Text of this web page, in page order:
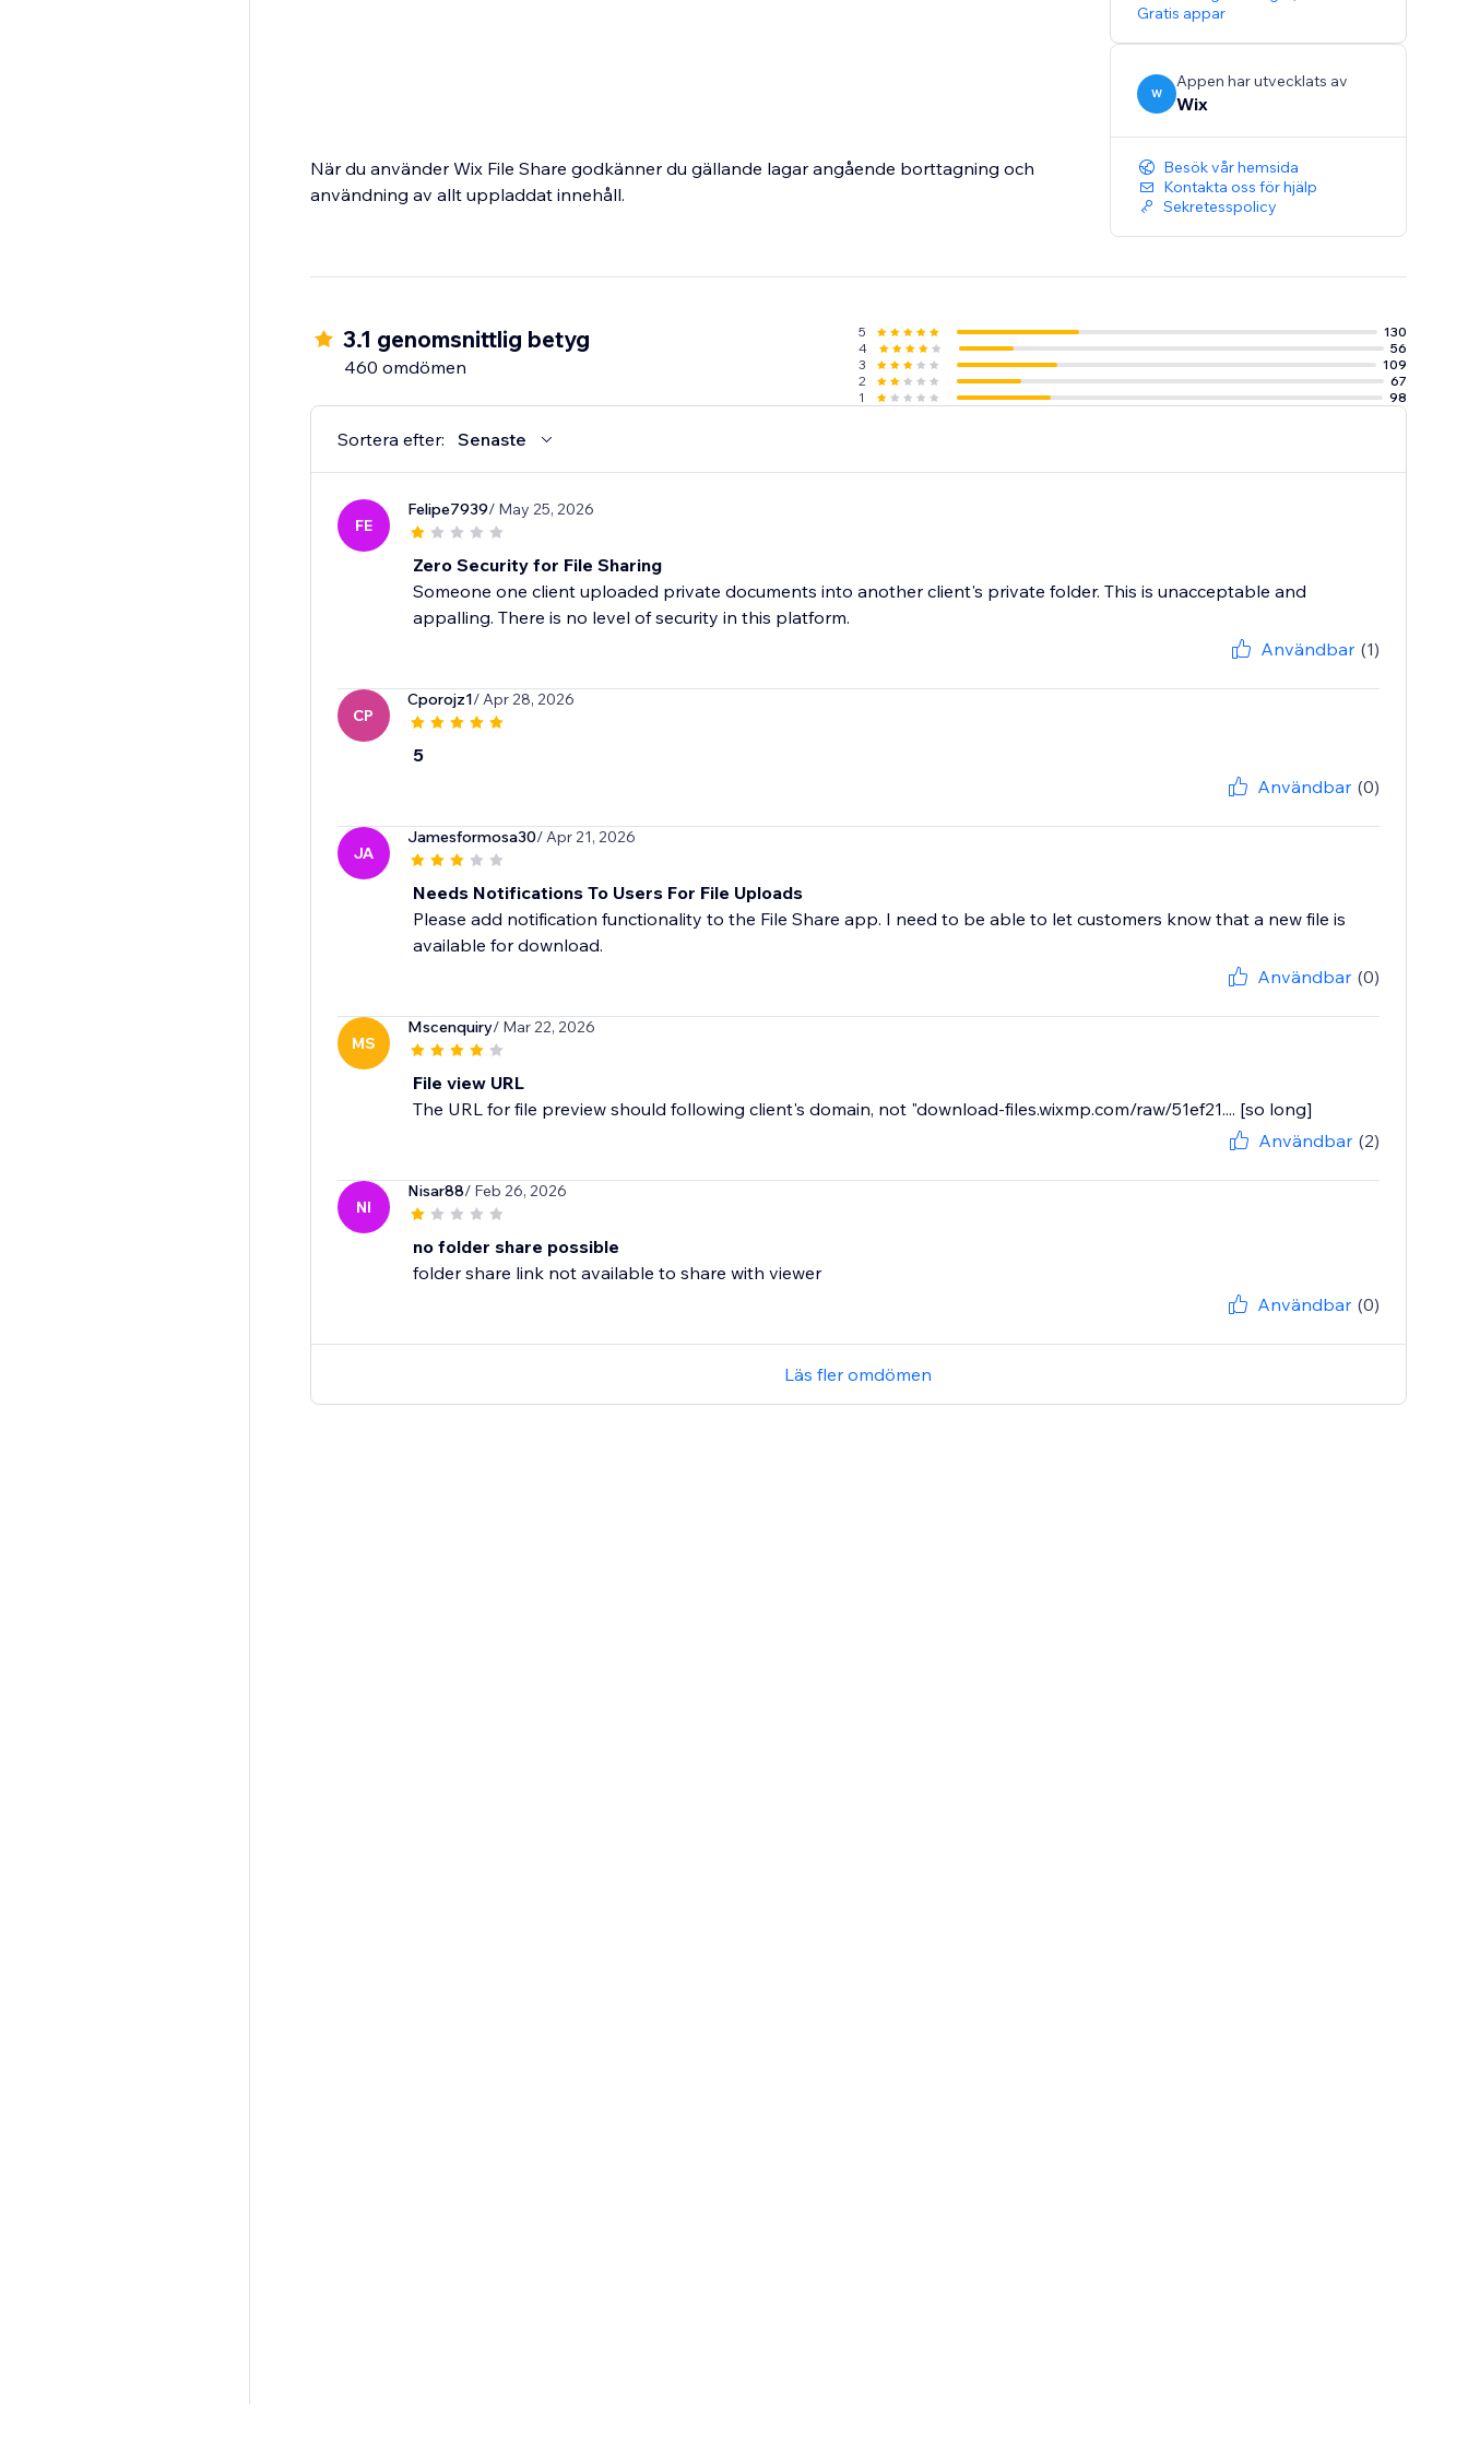
När du använder Wix File Share godkänner du gällande lagar angående borttagning och
användning av allt uppladdat innehåll.
Gratis appar
W
Appen har utvecklats av
Wix
Besök vår hemsida
Kontakta oss för hjälp
Sekretesspolicy
3.1 genomsnittlig betyg
460 omdömen
5
130
4
56
3
109
2
67
1
98
Sortera efter: Senaste
FE
Felipe7939/ May 25, 2026
Zero Security for File Sharing
Someone one client uploaded private documents into another client's private folder. This is unacceptable and
appalling. There is no level of security in this platform.
Användbar (1)
CP
Cporojz1/ Apr 28, 2026
5
Användbar (0)
JA
Jamesformosa30/ Apr 21, 2026
Needs Notifications To Users For File Uploads
Please add notification functionality to the File Share app. I need to be able to let customers know that a new file is
available for download.
Användbar (0)
MS
Mscenquiry/ Mar 22, 2026
File view URL
The URL for file preview should following client's domain, not "download-files.wixmp.com/raw/51ef21.... [so long]
Användbar (2)
NI
Nisar88/ Feb 26, 2026
no folder share possible
folder share link not available to share with viewer
Användbar (0)
Läs fler omdömen